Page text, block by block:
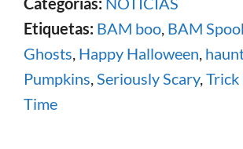
Etiquetas: BAM boo, BAM
Ghosts, Happy Halloween,
Pumpkins,Seriously Scary,Trick
Time